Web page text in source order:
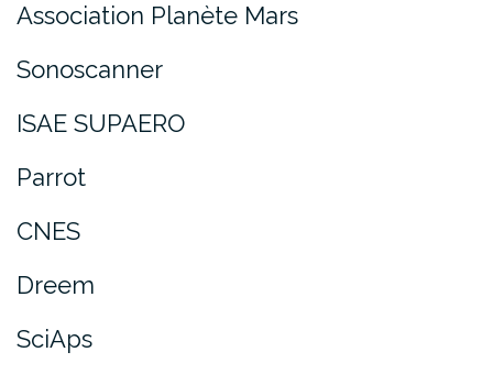
Association Planète Mars
Sonoscanner
ISAE SUPAERO
Parrot
CNES
Dreem
SciAps